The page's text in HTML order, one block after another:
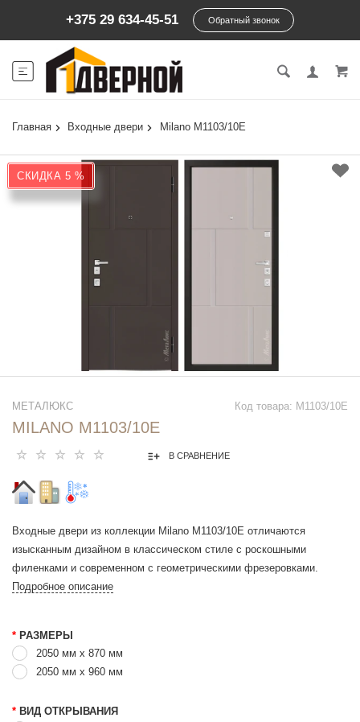
+375 29 634-45-51 Обратный звонок
Главная Входные двери Milano М1103/10E
СКИДКА 5 %
Код товара: М1103/10E
МЕТАЛЮКС
MILANO М1103/10E
В СРАВНЕНИЕ
Входные двери из коллекции Milano М1103/10E отличаются
изысканным дизайном в классическом стиле с роскошными
филенками и современном с геометрическими фрезеровками.
Подробное описание
* РАЗМЕРЫ
2050 мм х 870 мм
2050 мм x 960 мм
* ВИД ОТКРЫВАНИЯ